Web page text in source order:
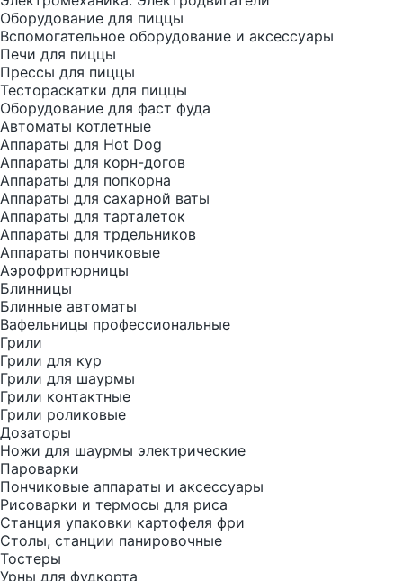
Оборудование для пиццы
Вспомогательное оборудование и аксессуары
Печи для пиццы
Прессы для пиццы
Тестораскатки для пиццы
Оборудование для фаст фуда
Автоматы котлетные
Аппараты для Hot Dog
Аппараты для корн-догов
Аппараты для попкорна
Аппараты для сахарной ваты
Аппараты для тарталеток
Аппараты для трдельников
Аппараты пончиковые
Аэрофритюрницы
Блинницы
Блинные автоматы
Вафельницы профессиональные
Грили
Грили для кур
Грили для шаурмы
Грили контактные
Грили роликовые
Дозаторы
Ножи для шаурмы электрические
Пароварки
Пончиковые аппараты и аксессуары
Рисоварки и термосы для риса
Станция упаковки картофеля фри
Столы, станции панировочные
Тостеры
Урны для фудкорта